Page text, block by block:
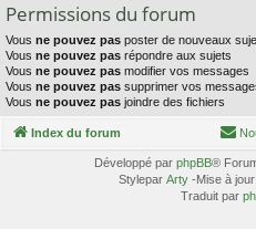
Permissions du forum
Vous ne pouvez pas poster de nouveaux
Vous ne pouvez pas répondre aux sujets
Vous ne pouvez pas modifier vos messages
Vous ne pouvez pas supprimer vos
Vous ne pouvez pas joindre des fichiers
Index du forum
Développé par phpBB®
Stylepar Arty-Mise à jour
Traduit par